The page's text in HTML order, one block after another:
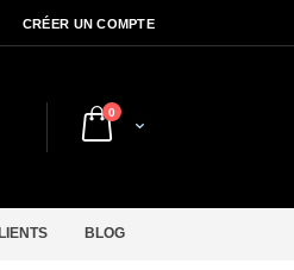
CRÉER UN COMPTE
Cart
0articles
BLOG